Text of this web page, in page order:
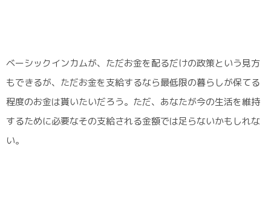
ベーシックインカムが、ただお金を配るだけの政策という見方
もできるが、ただお金を支給するなら最低限の暮らしが保てる
程度のお金は貰いたいだろう。ただ、あなたが今の生活を維持
するために必要なその支給される金額では足らないかもしれな
い。